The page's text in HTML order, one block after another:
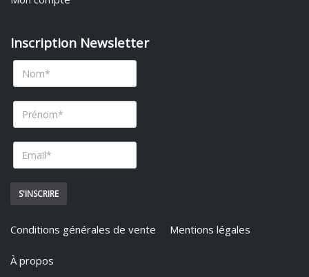
Inscription Newsletter
Conditions générales de vente Mentions légales
À propos